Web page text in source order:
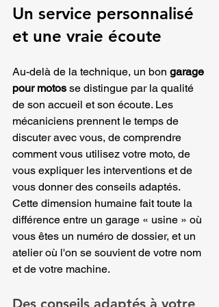
Un service personnalisé
et une vraie écoute
Au-delà de la technique, un bon garage
pour motos se distingue par la qualité
de son accueil et son écoute. Les
mécaniciens prennent le temps de
discuter avec vous, de comprendre
comment vous utilisez votre moto, de
vous expliquer les interventions et de
vous donner des conseils adaptés.
Cette dimension humaine fait toute la
différence entre un garage « usine » où
vous êtes un numéro de dossier, et un
atelier où l'on se souvient de votre nom
et de votre machine.